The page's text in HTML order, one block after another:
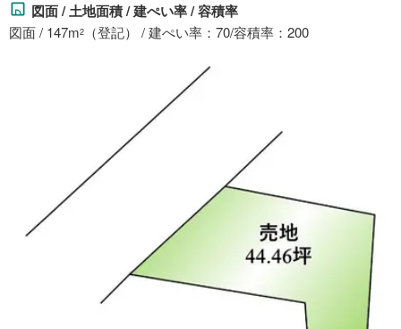
図面 / 土地面積 / 建ぺい率 / 容積率
図面 / 147m2 （登記） / 建ぺい率：70/容積率：200